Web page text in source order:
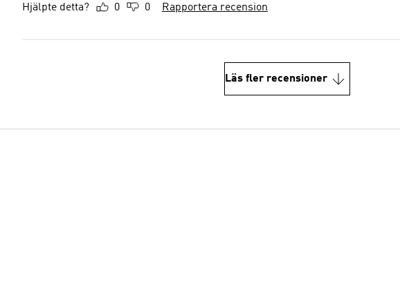
Hjälpte detta? 0 0 Rapportera recension
Läs fler recensioner